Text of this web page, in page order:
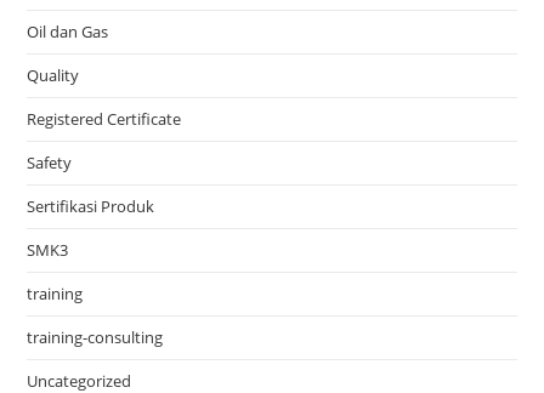
Oil dan Gas
Quality
Registered Certificate
Safety
Sertifikasi Produk
SMK3
training
training-consulting
Uncategorized